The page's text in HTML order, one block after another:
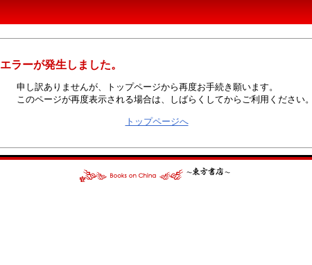
エラーが発生しました。
申し訳ありませんが、トップページから再度お手続き願います。
このページが再度表示される場合は、しばらくしてからご利用ください
トップページへ